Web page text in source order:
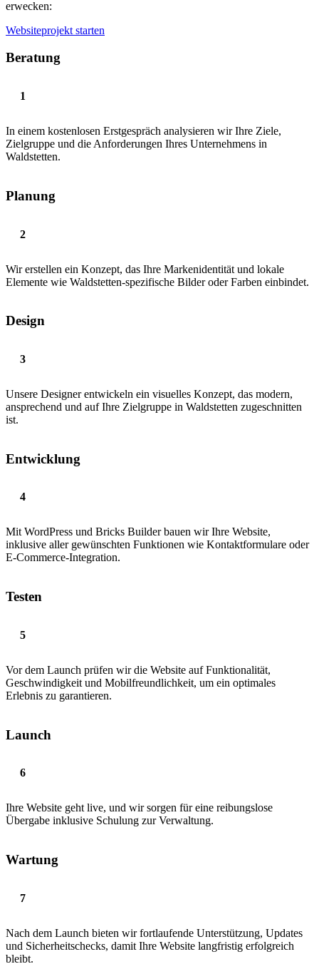
erwecken:
Websiteprojekt starten
Beratung
In einem kostenlosen Erstgespräch analysieren wir Ihre Ziele,
Zielgruppe und die Anforderungen Ihres Unternehmens in
Waldstetten.
Planung
Wir erstellen ein Konzept, das Ihre Markenidentität und lokale
Elemente wie Waldstetten-spezifische Bilder oder Farben einbindet.
Design
Unsere Designer entwickeln ein visuelles Konzept, das modern,
ansprechend und auf Ihre Zielgruppe in Waldstetten zugeschnitten
ist.
Entwicklung
Mit WordPress und Bricks Builder bauen wir Ihre Website,
inklusive aller gewünschten Funktionen wie Kontaktformulare oder
E-Commerce-Integration.
Testen
Vor dem Launch prüfen wir die Website auf Funktionalität,
Geschwindigkeit und Mobilfreundlichkeit, um ein optimales
Erlebnis zu garantieren.
Launch
Ihre Website geht live, und wir sorgen für eine reibungslose
Übergabe inklusive Schulung zur Verwaltung.
Wartung
Nach dem Launch bieten wir fortlaufende Unterstützung, Updates
und Sicherheitschecks, damit Ihre Website langfristig erfolgreich
bleibt.